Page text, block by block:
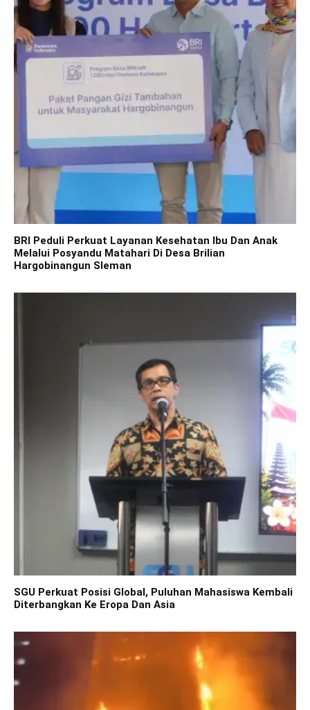
BRI Peduli Perkuat Layanan Kesehatan Ibu Dan Anak
Melalui Posyandu Matahari Di Desa Brilian
Hargobinangun Sleman
SGU Perkuat Posisi Global, Puluhan Mahasiswa Kembali
Diterbangkan Ke Eropa Dan Asia